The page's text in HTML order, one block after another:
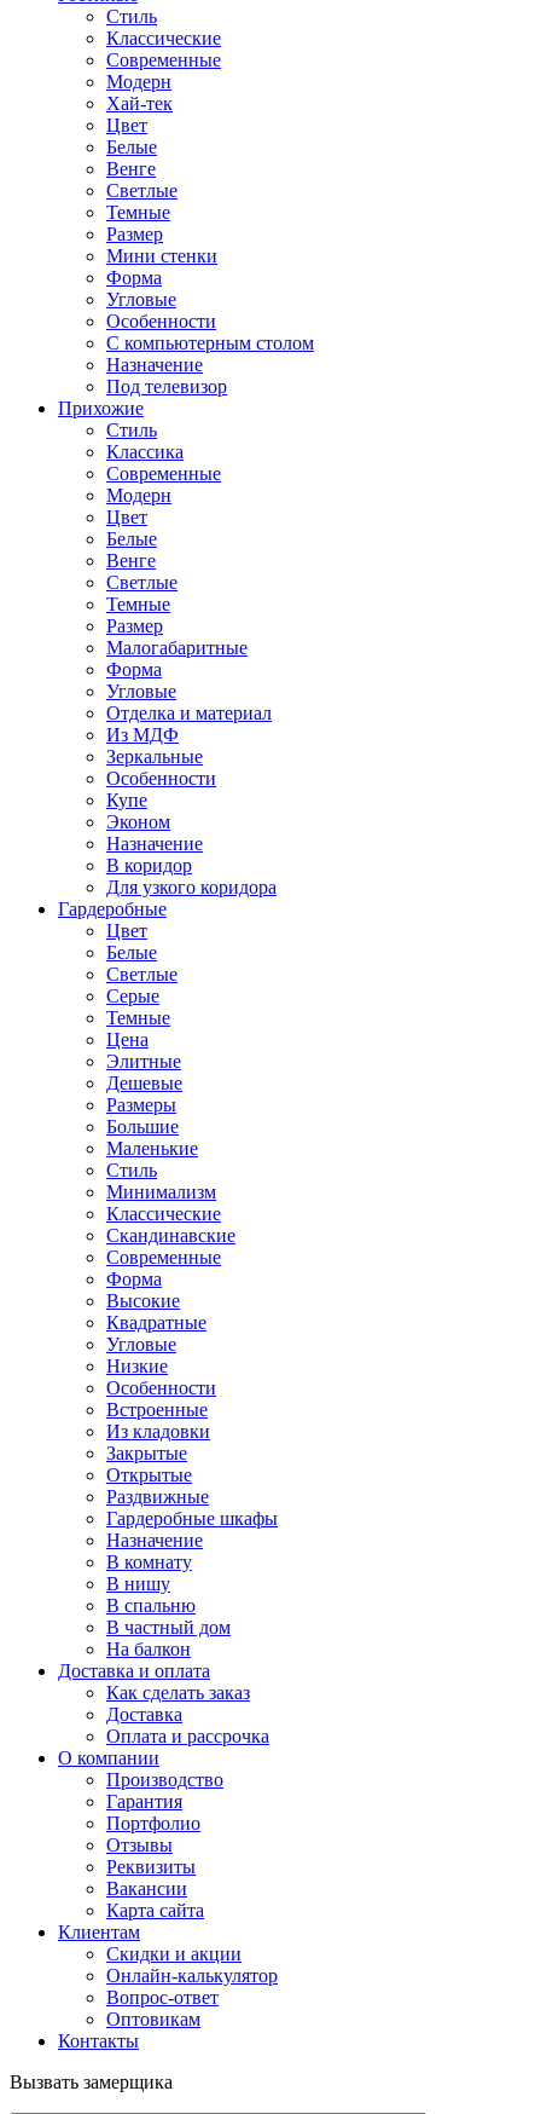
Стиль
Классические
Современные
Модерн
Хай-тек
Цвет
Белые
Венге
Светлые
Темные
Размер
Мини стенки
Форма
Угловые
Особенности
С компьютерным столом
Назначение
Под телевизор
Прихожие
Стиль
Классика
Современные
Модерн
Цвет
Белые
Венге
Светлые
Темные
Размер
Малогабаритные
Форма
Угловые
Отделка и материал
Из МДФ
Зеркальные
Особенности
Купе
Эконом
Назначение
В коридор
Для узкого коридора
Гардеробные
Цвет
Белые
Светлые
Серые
Темные
Цена
Элитные
Дешевые
Размеры
Большие
Маленькие
Стиль
Минимализм
Классические
Скандинавские
Современные
Форма
Высокие
Квадратные
Угловые
Низкие
Особенности
Встроенные
Из кладовки
Закрытые
Открытые
Раздвижные
Гардеробные шкафы
Назначение
В комнату
В нишу
В спальню
В частный дом
На балкон
Доставка и оплата
Как сделать заказ
Доставка
Оплата и рассрочка
О компании
Производство
Гарантия
Портфолио
Отзывы
Реквизиты
Вакансии
Карта сайта
Клиентам
Скидки и акции
Онлайн-калькулятор
Вопрос-ответ
Оптовикам
Контакты
Вызвать замерщика